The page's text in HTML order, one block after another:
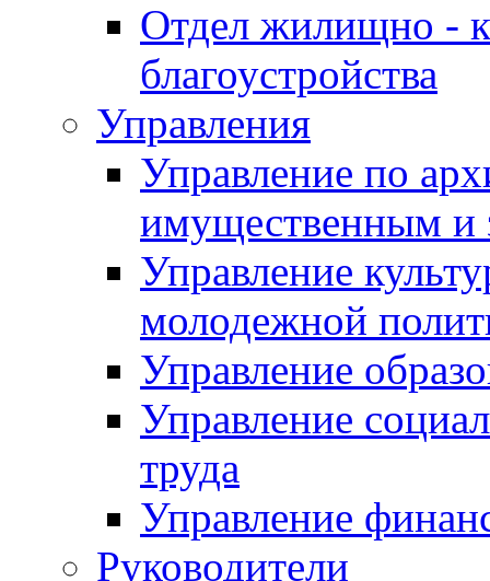
Отдел жилищно -
благоустройства
Управления
Управление по
имущественным и
Управление
молодежной
Управление
Управление
труда
Управление
Руководители